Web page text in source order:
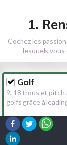
1.
Cochez les
lesquels
Golf
9, 18 trous et pitch
golfs grâce à
Randonnée